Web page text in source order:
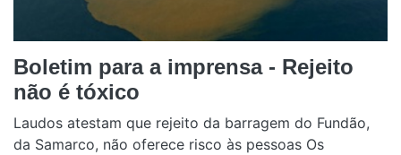
Boletim para a imprensa - Rejeito
não é tóxico
Laudos atestam que rejeito da barragem do Fundão,
da Samarco, não oferece risco às pessoas Os